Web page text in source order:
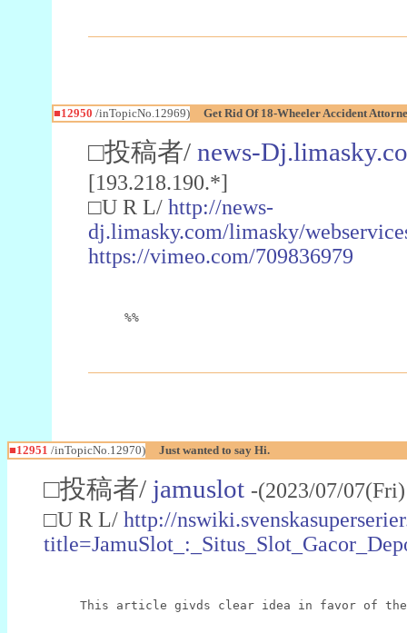
■12950 /inTopicNo.12969) Get Rid Of 18-Wheeler Accident
□投稿者/ news-
[193.218.190.*]
□U R L/ http://news-
dj.limasky.com/limasky/
https://vimeo.com/709836979
%%
■12951 /inTopicNo.12970) Just wanted to say Hi.
□投稿者/ jamuslot -(2023/07/
□U R L/ http://
This article givds clear idea in favor of the